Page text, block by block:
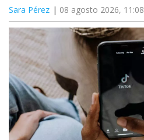
Sara Pérez 08 agosto 2026, 11:08